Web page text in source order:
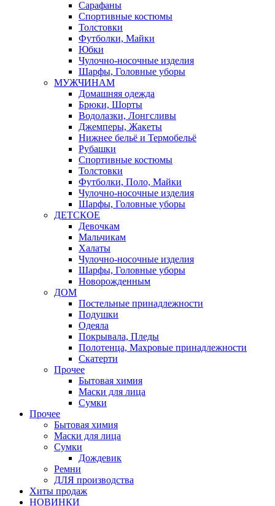
Сарафаны
Спортивные костюмы
Толстовки
Футболки, Майки
Юбки
Чулочно-носочные изделия
Шарфы, Головные уборы
МУЖЧИНАМ
Домашняя одежда
Брюки, Шорты
Водолазки, Лонгсливы
Джемперы, Жакеты
Нижнее бельё и Термобельё
Рубашки
Спортивные костюмы
Толстовки
Футболки, Поло, Майки
Чулочно-носочные изделия
Шарфы, Головные уборы
ДЕТСКОЕ
Девочкам
Мальчикам
Халаты
Чулочно-носочные изделия
Шарфы, Головные уборы
Новорожденным
ДОМ
Постельные принадлежности
Подушки
Одеяла
Покрывала, Пледы
Полотенца, Махровые принадлежности
Скатерти
Прочее
Бытовая химия
Маски для лица
Сумки
Прочее
Бытовая химия
Маски для лица
Сумки
Дождевик
Ремни
ДЛЯ производства
Хиты продаж
НОВИНКИ